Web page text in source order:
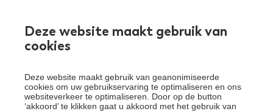
Deze website maakt gebruik van
cookies
Deze website maakt gebruik van geanonimiseerde
cookies om uw gebruikservaring te optimaliseren en ons
websiteverkeer te optimaliseren. Door op de button
‘akkoord’ te klikken gaat u akkoord met het gebruik van
Over Santeon
Schrijf je in voor de nieuwsbrief